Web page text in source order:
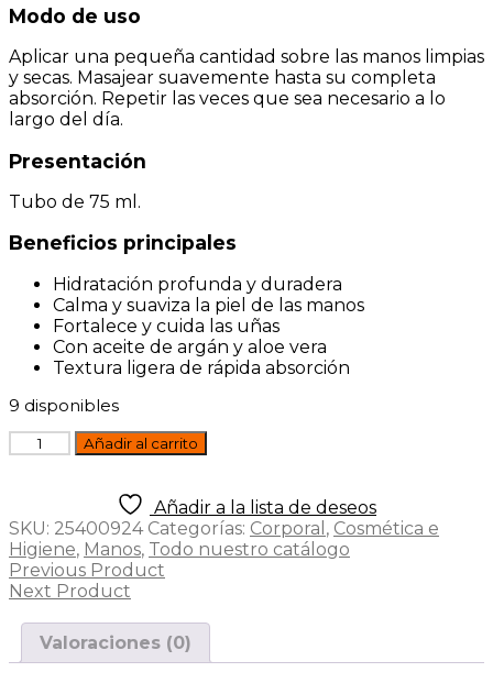
Modo de uso
Aplicar una pequeña cantidad sobre las manos limpias
y secas. Masajear suavemente hasta su completa
absorción. Repetir las veces que sea necesario a lo
largo del día.
Presentación
Tubo de 75 ml.
Beneficios principales
Hidratación profunda y duradera
Calma y suaviza la piel de las manos
Fortalece y cuida las uñas
Con aceite de argán y aloe vera
Textura ligera de rápida absorción
9 disponibles
Crema
de
75ml
Rose&Rose
cantidad
Añadir al carrito
Añadir a la lista de deseos
SKU: 25400924 Categorías: Corporal , Cosmética e
Higiene, Manos, Todo nuestro catálogo
Previous Product
Next Product
Valoraciones (0)